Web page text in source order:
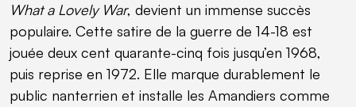
What a Lovely War, devient un immense succès
populaire. Cette satire de la guerre de 14-18 est
jouée deux cent quarante-cinq fois jusqu’en 1968,
puis reprise en 1972. Elle marque durablement le
public nanterrien et installe les Amandiers comme